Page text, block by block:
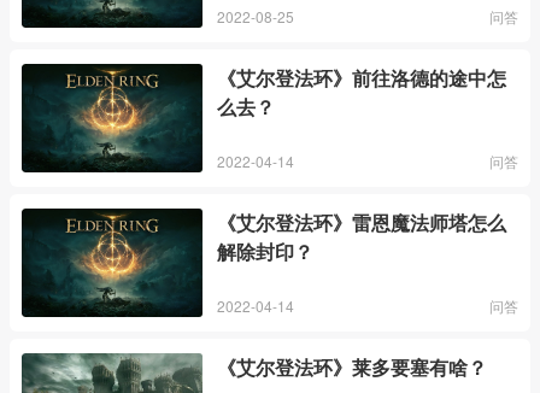
2022-08-25 问答
《艾尔登法环》前往洛德的途中怎
么去？
2022-04-14 问答
《艾尔登法环》雷恩魔法师塔怎么
解除封印？
2022-04-14 问答
《艾尔登法环》莱多要塞有啥？